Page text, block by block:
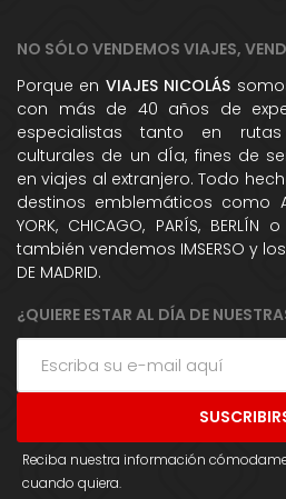
NO SÓLO VENDEMOS VIAJES,
Porque en VIAJES NICOLÁS
con más de 40 años de
especialistas tanto en rutas
culturales de un dÍa, fines de
en viajes al extranjero. Todo
destinos emblemáticos como
YORK, CHICAGO, PARÍS, BERLÍN
también vendemos IMSERSO y los
DE MADRID.
¿QUIERE ESTAR AL DÍA DE
Reciba nuestra información
cuando quiera.